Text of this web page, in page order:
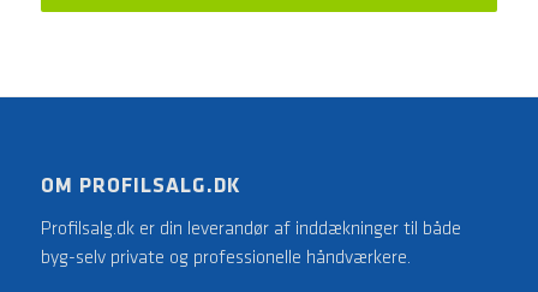
OM PROFILSALG.DK
Profilsalg.dk er din leverandør af inddækninger til både
byg-selv private og professionelle håndværkere.